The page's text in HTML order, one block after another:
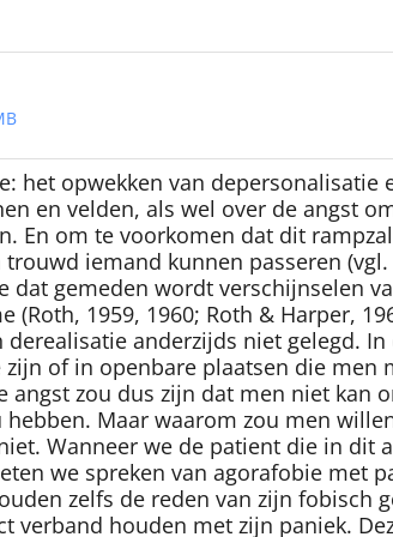
het opwekken van
en velden, als wel over de angst
En om te voorkomen dat dit
iemand kunnen passeren
dat gemeden wordt verschijnselen
1959, 1960; Roth & Harper,
anderzijds niet gelegd.
of in openbare plaatsen die
angst zou dus zijn dat men niet
Maar waarom zou men
Wanneer we de patient die in
we spreken van agorafobie met
zelfs de reden van zijn fobisch
verband houden met zijn paniek.